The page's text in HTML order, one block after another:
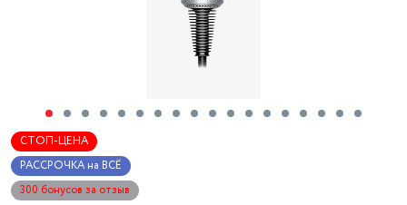
СТОП-ЦЕНА
РАССРОЧКА на ВСЁ
300 бонусов за отзыв